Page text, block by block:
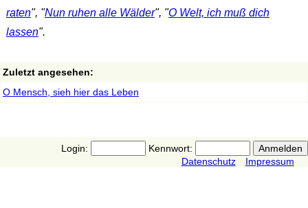
raten", "Nun ruhen alle Wälder", "O Welt, ich muß dich
lassen".
Zuletzt angesehen:
O Mensch, sieh hier das Leben
Login:
Kennwort:
Datenschutz
Impressum